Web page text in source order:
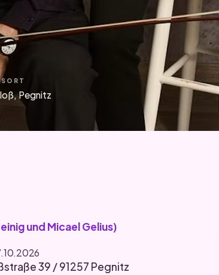
Pegnitz
und Micael Gelius)
39 / 91257 Pegnitz